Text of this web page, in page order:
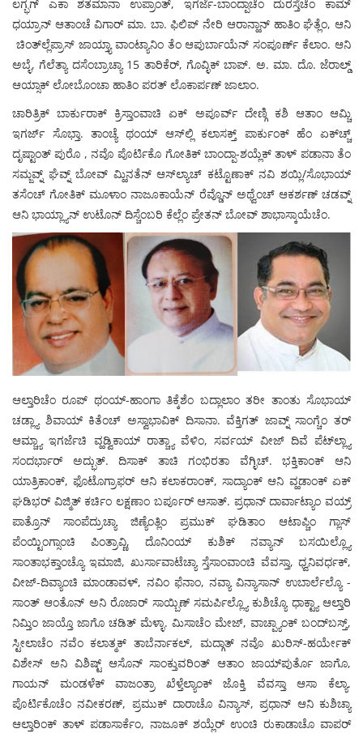
ಲಗ್ಭಗ್ ಎಕಾ ಶತಮಾನಾ ಉಪ್ರಾಂತ್, ಇಗರ್ಜೆ-ಬಾಂದ್ಪಾಚೆಂ ದುರಸ್ತೆಚೆಂ ಕಾಮ್
ಧಯ್ರಾನ್ ಆತಾಂಚೆ ವಿಗಾರ್ ಮಾ. ಬಾ. ಫಿಲಿಪ್ ನೇರಿ ಆರಾನ್ಹಾನ್ ಹಾತಿಂ ಘೆತ್ಲೆಂ, ಆನಿ
ಚಿಂತ್‍ಲ್ಲೆಪ್ರಾಸ್ ಜಾಯ್ತ್ಯಾ ವಾಂಟ್ಯಾನಿಂ ತೆಂ ಆಪುರ್ಬಾಯೆನ್ ಸಂಪೂರ್ಣ್ ಕೆಲಾಂ. ಆನಿ
ಅಬ್ಳೆ, ಗೆಲೆತ್ಯಾ ದಸೆಂಬ್ರಾಚ್ಯಾ 15 ತಾರಿಕೆರ್, ಗೊವ್ಳಿಕ್ ಬಾಪ್. ಅ. ಮಾ. ದೊ. ಜೆರಾಲ್ಡ್
ಆಯ್ಸಾಕ್ ಲೋಬೊಂಚಾ ಹಾತಿಂ ಪರತ್ ಲೊಕಾರ್ಪಣ್ ಜಾಲಾಂ.
ಚಾರಿತ್ರಿಕ್ ಬಾರ್ಕುರಾಕ್ ಕ್ರಿಸ್ತಾಂವಾಚಿ ಏಕ್ ಅಪೂರ್ವ್ ದೇಣ್ಗಿ ಕಶಿ ಆತಾಂ ಆಮ್ಚಿ
ಇಗರ್ಜ್ ಸೊಭ್ತಾ. ತಾಂಚ್ಯೆ ಥಂಯ್ ಆಸ್‍ಲ್ಲಿ ಕಲಾಸಕ್ತ್ ಪಾರ್ಕುಂಕ್ ಹೆಂ ಏಕ್‍ಚ್ಚ್
ದೃಷ್ಟಾಂತ್ ಪುರೊ , ನವೊ ಪೊರ್ಟಿಕೊ ಗೋತಿಕ್ ಬಾಂದ್ಪಾ-ಶಯ್ಲೆಕ್ ತಾಳ್ ಪಡಾನಾ ತೆಂ
ಸಮ್ಜವ್ನ್ ಘೆವ್ನ್ ಬೋವ್ ಮ್ಹಿನತೆನ್ ಆಸ್‍ಲ್ಯಾಚ್ ಕಟ್ಟೊಣಾಕ್ ನವಿ ಶಯ್ಲಿ/ಸೊಭಾಯ್
ತಸೆಂಚ್ ಗೋತಿಕ್ ಮೂಳಾಂ ನಾಜೂಕಾಯೆನ್ ರೆವ್ಡೊನ್ ಅಥ್ವೆಂಚ್ ಆಕರ್ಶಣ್ ಚಡವ್ನ್
ಆನಿ ಭಾಯ್ಲ್ಯಾನ್ ಉಟೊನ್ ದಿಸ್ಚೆಂಬರಿ ಕೆಲ್ಲೆಂ ಪ್ರೇತನ್ ಬೋವ್ ಶಾಭಾಸ್ಕಾಯೆಚೆಂ.
ಆಲ್ತಾರಿಚೆಂ ರೂಪ್ ಥಂಯ್-ಹಾಂಗಾ ತಿಕ್ಕೆಶೆಂ ಬದ್ಲಾಲಾಂ ತರೀ ತಾಂತು ಸೊಭಾಯ್
ಚಡ್ಲ್ಯಾ ಶಿವಾಯ್ ಕಿತೆಂಚ್ ಅಸ್ವಾಭಾವಿಕ್ ದಿಸಾನಾ. ವೆಕ್ತಿಗತ್ ಜಾವ್ನ್ ಸಾಂಗ್ಚೆಂ ತರ್
ಆಮ್ಚ್ಯಾ ಇಗರ್ಜೆಚಿ ವ್ಹಡ್ವಿಕಾಯ್ ರಾತ್ಚ್ಯಾ ವೆಳಿಂ, ಸರ್ವಯ್ ವೀಜ್ ದಿವೆ ಪೆಟ್‍ಲ್ಲ್ಯಾ
ಸಂದರ್ಭಾರ್ ಅದ್ಭುತ್. ದಿಸಾಕ್ ತಾಚಿ ಗಂಭಿರತಾ ವೆಗ್ಳಿಚ್. ಭಕ್ತಿಕಾಂಕ್ ಆನಿ
ಯಾತ್ರಿಕಾಂಕ್, ಫೊಟೊಗ್ರಾಫರ್ ಆನಿ ಕಲಾಕರಾಂಕ್, ಸಾದ್ಯಾಂಕ್ ಆನಿ ವ್ಹಡಾಂಕ್ ಏಕ್
ಘಡಿಭರ್ ವಿಜ್ಮಿತ್ ಕರ್ಚಿಂ ಲಕ್ಷಣಾಂ ಬರ್ಪೂರ್ ಆಸಾತ್. ಪ್ರಧಾನ್ ದಾರ್ವಾಟ್ಯಾಂ ವಯ್ರ್
ಪಾತ್ರೊನ್ ಸಾಂಪೆದ್ರುಚ್ಯಾ ಜಿಣ್ಯೆಂತ್ಲಿಂ ಪ್ರಮುಕ್ ಘಡಿತಾಂ ಆಟಾಪ್ಚಿಂ ಗ್ಲಾಸ್
ಪೆಂಯ್ಟಿಂಗ್ಸಾಂಚಿ ಪಿಂತ್ರಾವ್ಣಿ, ದೊನಿಂಯ್ ಕುಶಿಕ್ ನವ್ಯಾನ್ ಬಸಯಿಲ್ಲ್ಯೊ
ಸಾಂತಾಭಕ್ತಾಂಚ್ಯೊ ಇಮಾಜಿ, ಖುರ್ಸಾವಾಟೆಚ್ಯಾ ಸ್ತೆಸಾಂವಾಂಚಿ ವೆವಸ್ತಾ, ಧ್ವನಿವರ್ಧಕ್,
ವೀಜ್-ದಿವ್ಯಾಂಚಿ ಮಾಂಡಾವಳ್, ನವಿಂ ಫೆನಾಂ, ನವ್ಯಾ ವಿನ್ಯಾಸಾನ್ ಉಬಾರ್ಲೆಲ್ಯೊ -
ಸಾಂತ್ ಆಂತೊನ್ ಅನಿ ರೊಜಾರ್ ಸಾಯ್ಬಿಣ್ ಸಮರ್ಪಿಲ್ಲ್ಯೊ ಕುಶಿಚ್ಯೊ ಧಾಕ್ಟ್ಯಾ ಆಲ್ತಾರಿ
ನಿಮ್ತಿಂ ಜಾಯ್ತೊ ಜಾಗೊ ಚಡಿತ್ ಮೆಳ್ಳಾ. ಮಿಸಾಚೆಂ ಮೇಜ್, ವಾಚ್ಪ್ಯಾಂಕ್ ಬಂದ್‍ಬಸ್ತ್,
ಸ್ಟೀಲಾಚೆಂ ನವೆಂ ಕಲಾತ್ಮಕ್ ತಾಬೆರ್ನಾಕಲ್, ಮದ್ಗಾತ್ ನವೊ ಖುರಿಸ್-ಹರ್ಯೇಕ್
ವಿಶೇಸ್ ಅನಿ ವಿಶಿಷ್ಟ್ ಆಸೊನ್ ಸಾಂಕ್ತುವರಿಂತ್ ಆತಾಂ ಜಾಯ್‍ಪುರ್ತೊ ಜಾಗೊ,
ಗಾಯನ್ ಮಂಡಳೆಕ್ ವಾಜಂತ್ರಾ ಖೆಳ್ತೆಲ್ಯಾಂಕ್ ಜೊಕ್ತಿ ವೆವಸ್ತಾ ಆಸಾ ಕೆಲ್ಯಾ.
ಪೊರ್ಟಿಕೊಚೆಂ ನವೀಕರಣ್, ಪ್ರಮುಕ್ ದಾರಾಚೊ ವಿನ್ಯಾಸ್, ಪ್ರಧಾನ್ ಆನಿ ಕುಶಿಚ್ಯಾ
ಆಲ್ತಾರಿಂಕ್ ತಾಳ್ ಪಡಾಸಾರ್ಕೆಂ, ನಾಜೂಕ್ ಶಯ್ಲೆರ್ ಉಂಚಿ ರುಕಾಡಾಚೊ ವಾಪರ್